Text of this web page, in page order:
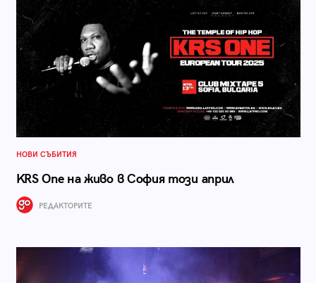
НОВИ СЪБИТИЯ
KRS One на живо в София този април
РЕДАКТОРИТЕ